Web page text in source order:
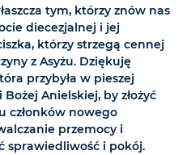
tym, którzy znów nas
diecezjalnej i jej
którzy strzegą cennej
z Asyżu. Dziękuję
przybyła w pieszej
Anielskiej, by złożyć
członków nowego
przemocy i
sprawiedliwość i pokój.